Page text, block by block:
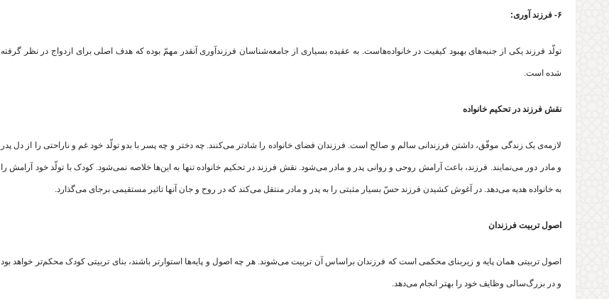
۶- فرزند آوری:
تولّد فرزند یکی از جنبه‌های بهبود کیفیت در خانواده‌هاست. به عقیده بسیاری از جامعه‌شناسان فرزندآوری آنقدر مهمّ بوده که هدف اصلی برای ازدواج در نظر گرفته
شده است.
نقش فرزند در تحکیم خانواده
لازمه‌ی یک زندگی موفّق، داشتن فرزندانی سالم و صالح است. فرزندان فضای خانواده را شادتر می‌کنند. چه دختر و چه پسر با بدو تولّد خود غم و ناراحتی را از دل پدر
و مادر دور می‌نمایند. فرزند، باعث آرامش روحی و روانی پدر و مادر می‌شود. نقش فرزند در تحکیم خانواده تنها به این‌‌‌ها خلاصه نمی‌شود. کودک با تولّد خود آرامش را
به خانواده هدیه می‌دهد. در آغوش کشیدن فرزند حسّ بسیار مثبتی را به پدر و مادر منتقل می‌کند که در روح و جان آنها تاثیر مستقیمی ‌برجای می‌گذارد.
اصول تربیت فرزندان
اصول تربیتی همان پایه و زیربنای محکمی ‌است که فرزندان براساس آن تربیت می‌شوند. هر چه اصول و پایه‌ها استوارتر باشند، بنای تربیتی کودک محکم‌تر خواهد بود
و در بزرگ‌سالی وظایف خود را بهتر انجام می‌دهد.